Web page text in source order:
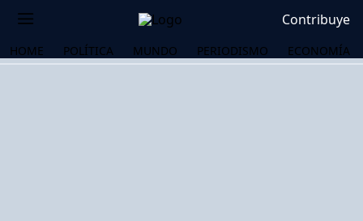
Contribuye
HOME POLÍTICA MUNDO PERIODISMO ECONOMÍA